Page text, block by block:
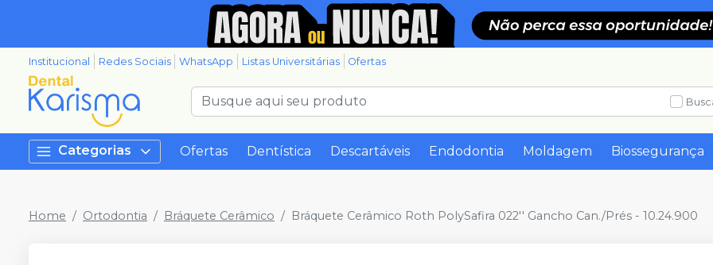
Institucional Redes Sociais WhatsApp Listas Universitárias Ofertas
Categorias Ofertas Dentística Descartáveis Endodontia Moldagem Biossegurança
Home Ortodontia Bráquete Cerâmico Bráquete Cerâmico Roth PolySafira 022'' Gancho Can./Prés - 10.24.900